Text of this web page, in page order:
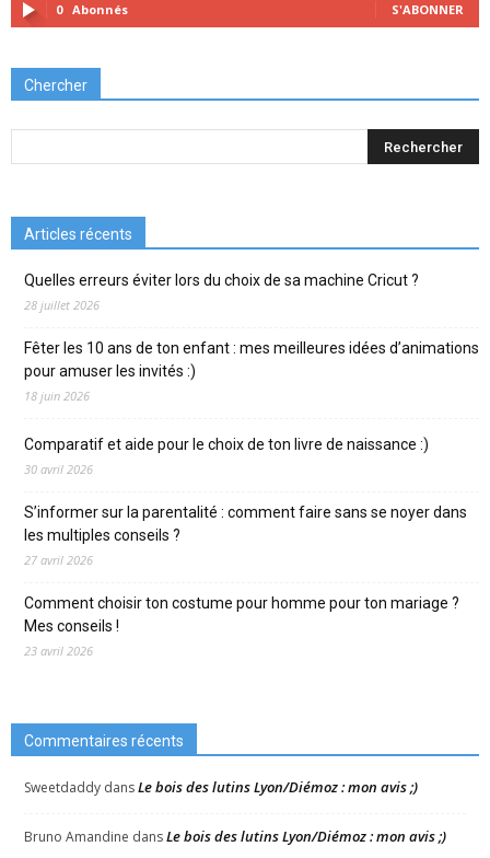
0 Abonnés S'ABONNER
Chercher
Articles récents
Quelles erreurs éviter lors du choix de sa machine Cricut ?
28 juillet 2026
Fêter les 10 ans de ton enfant : mes meilleures idées d’animations
pour amuser les invités :)
18 juin 2026
Comparatif et aide pour le choix de ton livre de naissance :)
30 avril 2026
S’informer sur la parentalité : comment faire sans se noyer dans
les multiples conseils ?
27 avril 2026
Comment choisir ton costume pour homme pour ton mariage ?
Mes conseils !
23 avril 2026
Commentaires récents
Sweetdaddy dansLe bois des lutins Lyon/Diémoz : mon avis ;)
Bruno Amandine dansLe bois des lutins Lyon/Diémoz : mon avis ;)